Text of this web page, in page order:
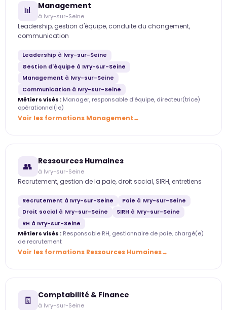
📊 Management
à Ivry-sur-Seine
Leadership, gestion d'équipe, conduite du changement,
communication
Leadership à Ivry-sur-Seine
Gestion d'équipe à Ivry-sur-Seine
Management à Ivry-sur-Seine
Communication à Ivry-sur-Seine
Métiers visés : Manager, responsable d'équipe, directeur(trice)
opérationnel(le)
Voir les formations Management
👥 Ressources Humaines
à Ivry-sur-Seine
Recrutement, gestion de la paie, droit social, SIRH, entretiens
Recrutement à Ivry-sur-Seine
Paie à Ivry-sur-Seine
Droit social à Ivry-sur-Seine
SIRH à Ivry-sur-Seine
RH à Ivry-sur-Seine
Métiers visés : Responsable RH, gestionnaire de paie, chargé(e)
de recrutement
Voir les formations Ressources Humaines
🧾 Comptabilité & Finance
à Ivry-sur-Seine